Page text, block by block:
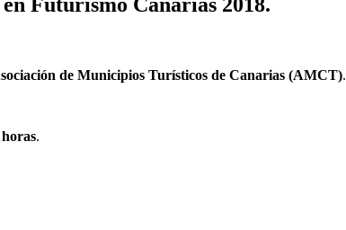
de Municipios Turísticos de Canarias (AMCT).
.